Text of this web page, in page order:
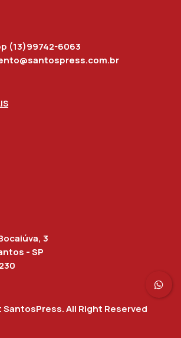
(13)99742-6063
3
- SP
All Right Reserved